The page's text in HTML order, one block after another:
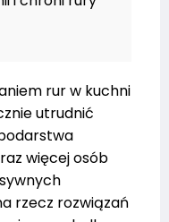
rur w kuchni
utrudnić
więcej osób
rzecz rozwiązań